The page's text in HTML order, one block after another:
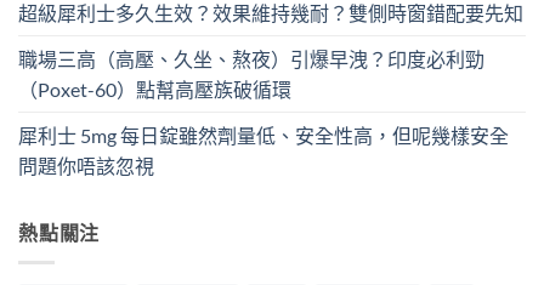
超級犀利士多久生效？效果維持幾耐？雙側時窗錯配要先知
職場三高（高壓、久坐、熬夜）引爆早洩？印度必利勁
（Poxet-60）點幫高壓族破循環
犀利士 5mg 每日錠雖然劑量低、安全性高，但呢幾樣安全
問題你唔該忽視
熱點關注